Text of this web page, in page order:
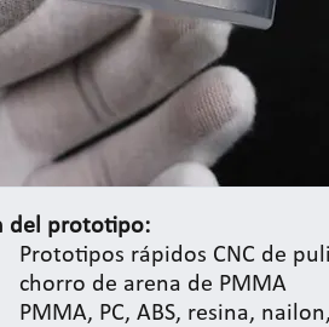
del prototipo:
Prototipos rápidos CNC de
chorro de arena de PMMA
PMMA, PC, ABS, resina,